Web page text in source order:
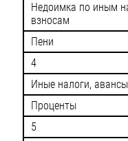
Недоимка по иным
взносам
Пени
4
Иные налоги,
Проценты
5